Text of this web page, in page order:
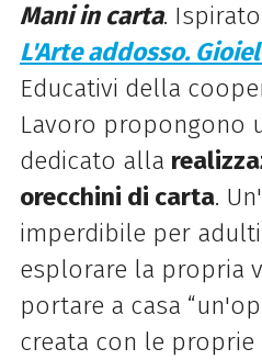
Mani in carta.
L'Arte addosso.
Educativi della
Lavoro propongono
dedicato alla
orecchini di carta.
imperdibile per
esplorare la propria
portare a casa
creata con le proprie